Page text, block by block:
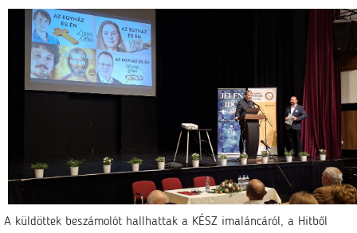
A küldöttek beszámolót hallhattak a KÉSZ imaláncáról, a Hitből